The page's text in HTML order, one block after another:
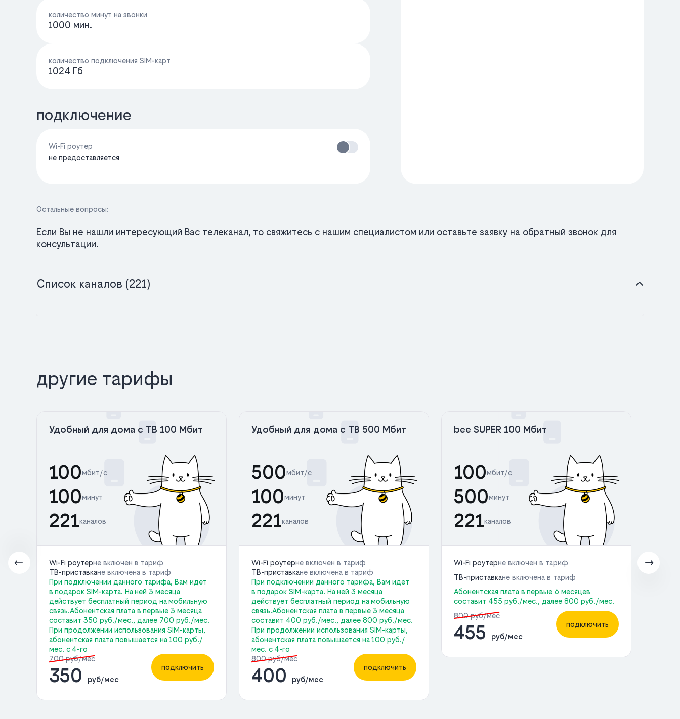
количество минут на звонки
1000 мин.
количество подключения SIM-карт
1024 Гб
подключение
Wi-Fi роутер
не предоставляется
Остальные вопросы:
Если Вы не нашли интересующий Вас телеканал, то свяжитесь с нашим специалистом или оставьте заявку на обратный звонок для
консультации.
Список каналов (221)
другие тарифы
Удобный для дома с ТВ 100 Мбит
100мбит/с
100минут
221каналов
Wi-Fi роутерне включен в тариф
ТВ-приставкане включена в тариф
При подключении данного тарифа, Вам идет
в подарок SIM-карта. На ней 3 месяца
действует бесплатный период на мобильную
связь.Абонентская плата в первые 3 месяца
составит 350 руб./мес., далее 700 руб./мес.
При продолжении использования SIM-карты,
абонентская плата повышается на 100 руб./
мес. с 4-го
700 руб/мес
350 руб/мес
подключить
Удобный для дома с ТВ 500 Мбит
500мбит/с
100минут
221каналов
Wi-Fi роутерне включен в тариф
ТВ-приставкане включена в тариф
При подключении данного тарифа, Вам идет
в подарок SIM-карта. На ней 3 месяца
действует бесплатный период на мобильную
связь.Абонентская плата в первые 3 месяца
составит 400 руб./мес., далее 800 руб./мес.
При продолжении использования SIM-карты,
абонентская плата повышается на 100 руб./
мес. с 4-го
800 руб/мес
400 руб/мес
подключить
bee SUPER 100 Мбит
100мбит/с
500минут
221каналов
Wi-Fi роутерне включен в тариф
ТВ-приставкане включена в тариф
Абонентская плата в первые 6 месяцев
составит 455 руб./мес., далее 800 руб./мес.
800 руб/мес
455 руб/мес
подключить